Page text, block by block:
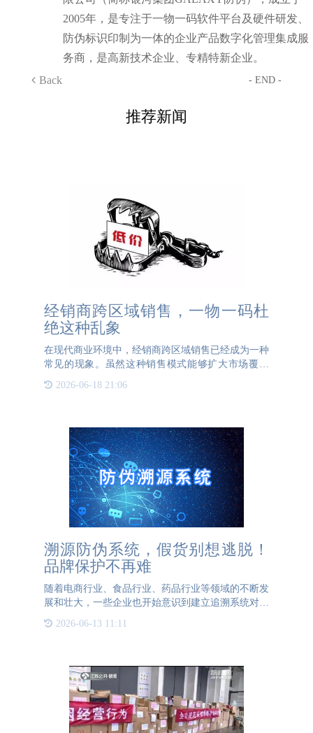
2005年，是专注于一物一码软件平台及硬件研发、
防伪标识印制为一体的企业产品数字化管理集成服
务商，是高新技术企业、专精特新企业。
Back
- END -
推荐新闻
经销商跨区域销售，一物一码杜
绝这种乱象
在现代商业环境中，经销商跨区域销售已经成为一种
常见的现象。虽然这种销售模式能够扩大市场覆盖
和假冒伪劣产品的泛滥。这些问题不仅损害了企业的
2026-06-18 21:06
溯源防伪系统，假货别想逃脱！
品牌保护不再难
随着电商行业、食品行业、药品行业等领域的不断发
展和壮大，一些企业也开始意识到建立追溯系统对于
进的物联网技术和云计算技术实现对于产品的误检
2026-06-13 11:11